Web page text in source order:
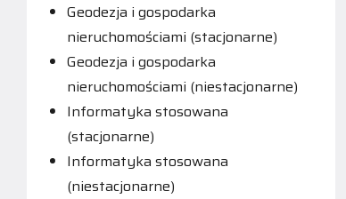
Geodezja i gospodarka
nieruchomościami (stacjonarne)
Geodezja i gospodarka
nieruchomościami (niestacjonarne)
Informatyka stosowana
(stacjonarne)
Informatyka stosowana
(niestacjonarne)